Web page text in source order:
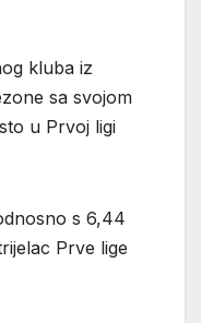
kluba iz
sa svojom
u Prvoj ligi
s 6,44
Prve lige